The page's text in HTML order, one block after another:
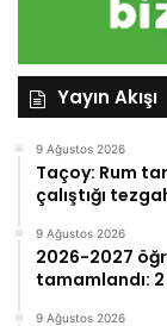
Yayın Akışı
9 Ağustos 2026
Taçoy: Rum
çalıştığı
9 Ağustos 2026
2026-2027
tamamlandı:
9 Ağustos 2026